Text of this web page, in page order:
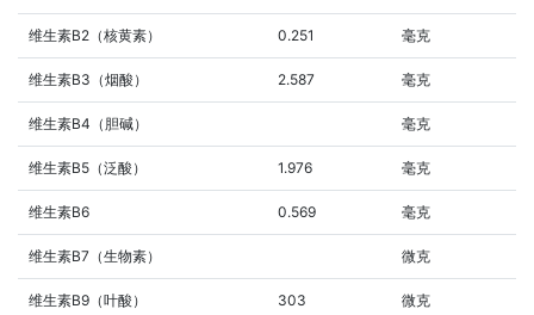
维生素B2（核黄素） 0.251 毫克
维生素B3（烟酸） 2.587 毫克
维生素B4（胆碱） 毫克
维生素B5（泛酸） 1.976 毫克
维生素B6 0.569 毫克
维生素B7（生物素） 微克
维生素B9（叶酸） 303 微克